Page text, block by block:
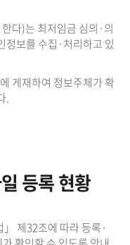
다)는 최저임금 심의·의
정보를 수집·처리하고 있
게재하여 정보주체가 확
.
등록 현황
제32조에 따라 등록·